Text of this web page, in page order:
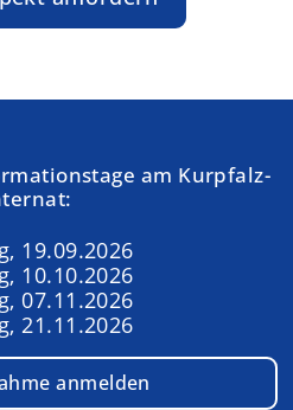
am Kurpfalz-
19.09.2026
10.10.2026
07.11.2026
21.11.2026
anmelden